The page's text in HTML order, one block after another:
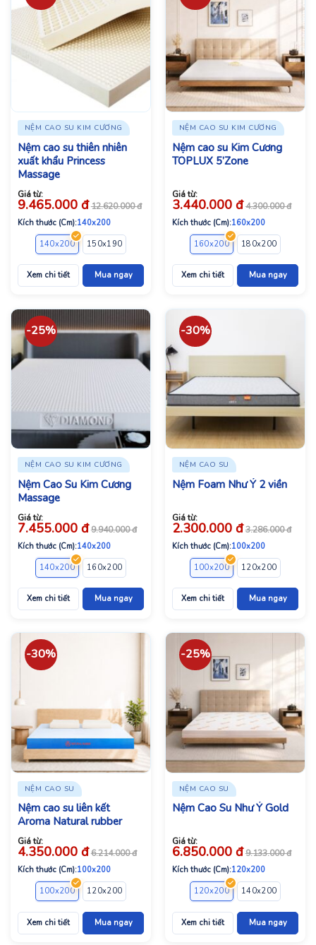
NỆM CAO SU KIM CƯƠNG
Nệm cao su thiên nhiên
xuất khẩu Princess
Massage
Giá từ:
9.465.000 đ 12.620.000đ
Kích thước (Cm):140x200
140x200
150x190 180x200 220x200
Xem chi tiết Mua ngay
NỆM CAO SU KIM CƯƠNG
Nệm cao su Kim Cương
TOPLUX 5’Zone
Giá từ:
3.440.000 đ 4.300.000đ
Kích thước (Cm):160x200
160x200
180x200
Xem chi tiết Mua ngay
-25%
NỆM CAO SU KIM CƯƠNG
Nệm Cao Su Kim Cương
Massage
Giá từ:
7.455.000 đ 9.940.000đ
Kích thước (Cm):140x200
140x200
160x200
Xem chi tiết Mua ngay
-30%
NỆM CAO SU
Nệm Foam Như Ý 2 viền
Giá từ:
2.300.000 đ 3.286.000đ
Kích thước (Cm):100x200
100x200
120x200
Xem chi tiết Mua ngay
-30%
NỆM CAO SU
Nệm cao su liên kết
Aroma Natural rubber
Giá từ:
4.350.000 đ 6.214.000đ
Kích thước (Cm):100x200
100x200
120x200 160x200 180x200
Xem chi tiết Mua ngay
-25%
NỆM CAO SU
Nệm Cao Su Như Ý Gold
Giá từ:
6.850.000 đ 9.133.000đ
Kích thước (Cm):120x200
120x200
140x200
Xem chi tiết Mua ngay